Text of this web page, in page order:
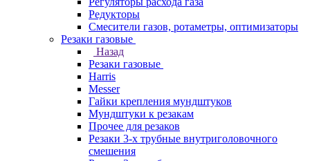
Редукторы
Смесители газов, ротаметры, оптимизаторы
Резаки газовые
Назад
Резаки газовые
Harris
Messer
Гайки крепления мундштуков
Мундштуки к резакам
Прочее для резаков
Резаки 3-х трубные внутриголовочного
смешения